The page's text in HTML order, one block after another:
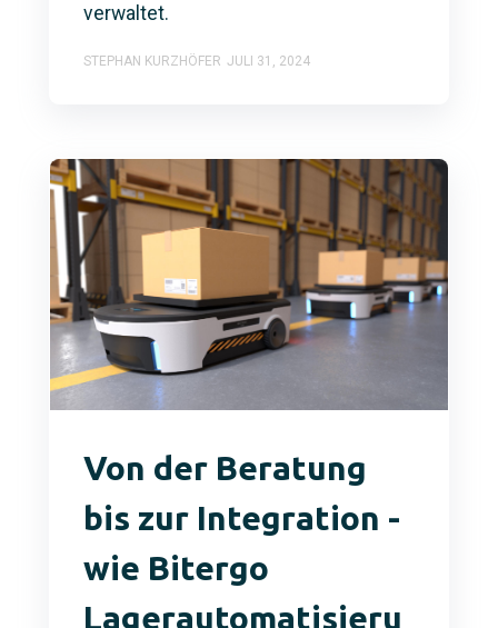
verwaltet.
STEPHAN KURZHÖFER JULI 31, 2024
Von der Beratung
bis zur Integration -
wie Bitergo
Lagerautomatisieru